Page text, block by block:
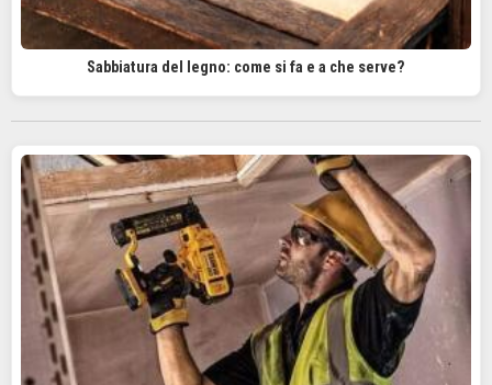
Sabbiatura del legno: come si fa e a che serve?